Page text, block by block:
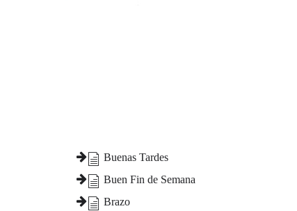
Buenas Tardes
Buen Fin de Semana
Brazo